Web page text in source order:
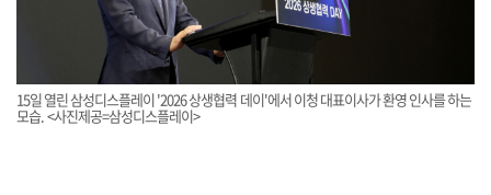
15일 열린 삼성디스플레이 '2026 상생협력 데이'에서 이청 대표이사가 환영 인사를 하는
모습. <사진제공=삼성디스플레이>